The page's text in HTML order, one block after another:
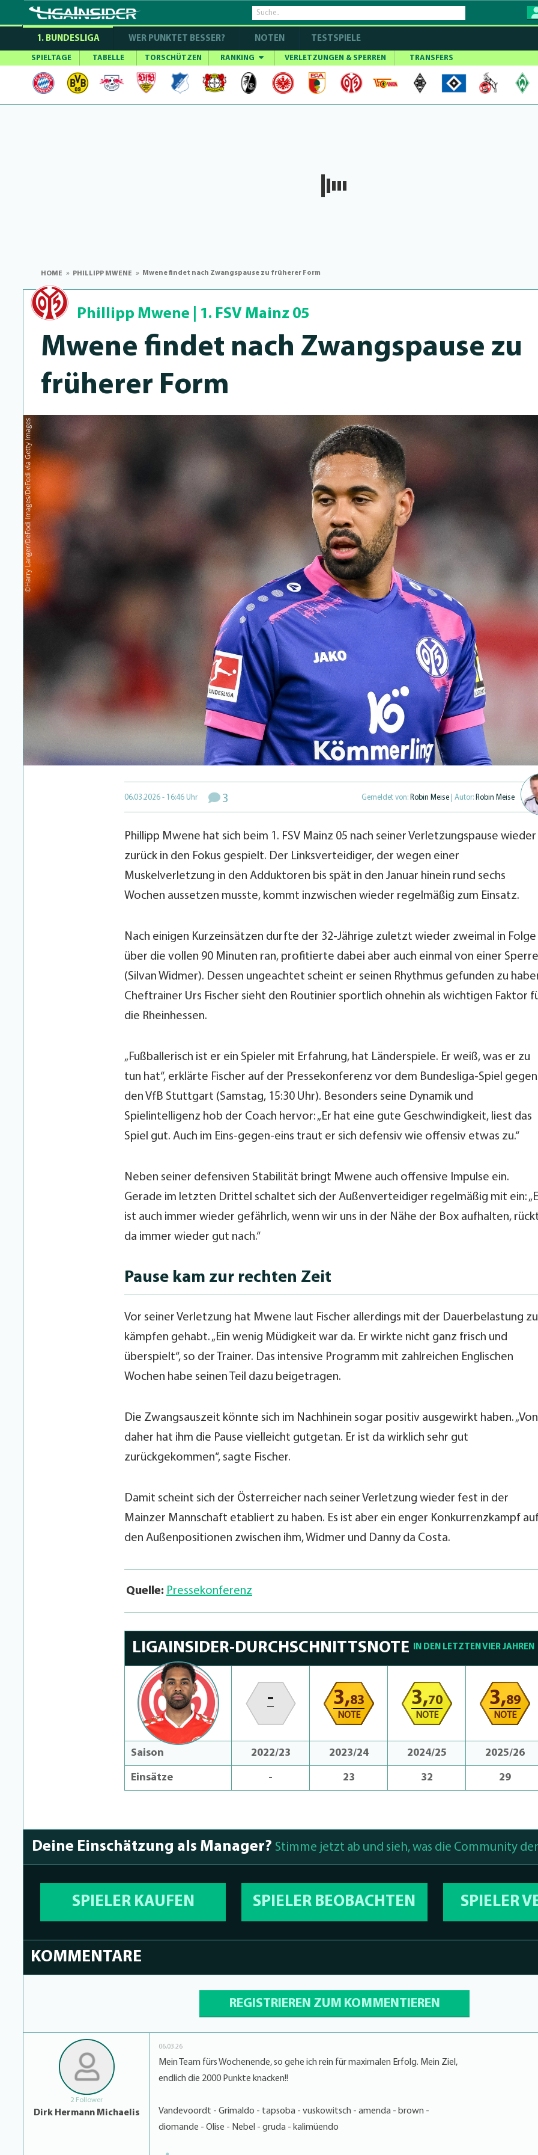
1. BUNDESLIGA WER PUNKTET BESSER? NOTEN TESTSPIELE
SPIELTAGE TABELLE TORSCHÜTZEN RANKING VERLETZUNGEN & SPERREN TRANSFERS
HOME PHILLIPP MWENE Mwene findet nach Zwangspause zu früherer Form
Phillipp Mwene 1. FSV Mainz 05
Mwene findet nach Zwangspause zu
früherer Form
06.03.2026 - 16:46 Uhr 3 Gemeldet von: Robin Meise | Autor: Robin Meise
Phillipp Mwene hat sich beim 1. FSV Mainz 05 nach seiner Verletzungspause wieder
zurück in den Fokus gespielt. Der Linksverteidiger, der wegen einer
Muskelverletzung in den Adduktoren bis spät in den Januar hinein rund sechs
Wochen aussetzen musste, kommt inzwischen wieder regelmäßig zum Einsatz.
Nach einigen Kurzeinsätzen durfte der 32-Jährige zuletzt wieder zweimal in Folge
über die vollen 90 Minuten ran, profitierte dabei aber auch einmal von einer Sperre
(Silvan Widmer). Dessen ungeachtet scheint er seinen Rhythmus gefunden zu
Cheftrainer Urs Fischer sieht den Routinier sportlich ohnehin als wichtigen Faktor
die Rheinhessen.
„Fußballerisch ist er ein Spieler mit Erfahrung, hat Länderspiele. Er weiß, was er zu
tun hat“, erklärte Fischer auf der Pressekonferenz vor dem Bundesliga-Spiel gegen
den VfB Stuttgart (Samstag, 15:30 Uhr). Besonders seine Dynamik und
Spielintelligenz hob der Coach hervor: „Er hat eine gute Geschwindigkeit, liest das
Spiel gut. Auch im Eins-gegen-eins traut er sich defensiv wie offensiv etwas zu.“
Neben seiner defensiven Stabilität bringt Mwene auch offensive Impulse ein.
Gerade im letzten Drittel schaltet sich der Außenverteidiger regelmäßig mit ein:
ist auch immer wieder gefährlich, wenn wir uns in der Nähe der Box aufhalten,
da immer wieder gut nach.“
Pause kam zur rechten Zeit
Vor seiner Verletzung hat Mwene laut Fischer allerdings mit der Dauerbelastung zu
kämpfen gehabt. „Ein wenig Müdigkeit war da. Er wirkte nicht ganz frisch und
überspielt“, so der Trainer. Das intensive Programm mit zahlreichen Englischen
Wochen habe seinen Teil dazu beigetragen.
Die Zwangsauszeit könnte sich im Nachhinein sogar positiv ausgewirkt haben. „Von
daher hat ihm die Pause vielleicht gutgetan. Er ist da wirklich sehr gut
zurückgekommen“, sagte Fischer.
Damit scheint sich der Österreicher nach seiner Verletzung wieder fest in der
Mainzer Mannschaft etabliert zu haben. Es ist aber ein enger Konkurrenzkampf
den Außenpositionen zwischen ihm, Widmer und Danny da Costa.
Quelle: Pressekonferenz
LIGAINSIDER-DURCHSCHNITTSNOTE IN DEN LETZTEN VIER JAHREN
- 3,83
NOTE
3,70
NOTE
3,89
NOTE
Saison 2022/23 2023/24 2024/25 2025/26
Einsätze - 23 32 29
Deine Einschätzung als Manager? Stimme jetzt ab und sieh, was die Community
SPIELER KAUFEN SPIELER BEOBACHTEN SPIELER
KOMMENTARE
REGISTRIEREN ZUM KOMMENTIEREN
2 Follower
Dirk Hermann Michaelis
06.03.26
Mein Team fürs Wochenende, so gehe ich rein für maximalen Erfolg. Mein Ziel,
endlich die 2000 Punkte knacken!!
Vandevoordt - Grimaldo - tapsoba - vuskowitsch - amenda - brown -
diomande - Olise - Nebel - gruda - kalimüendo